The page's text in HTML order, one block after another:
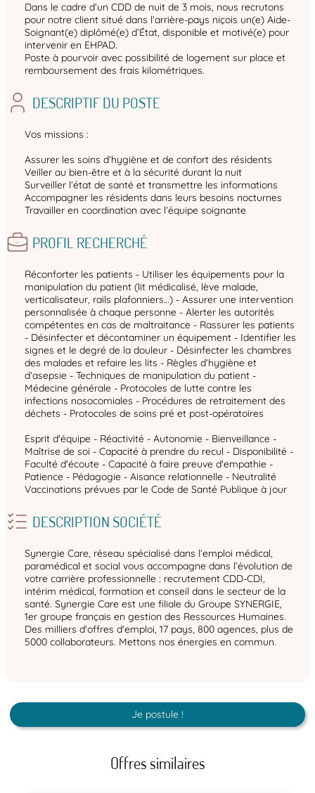
Dans le cadre d’un CDD de nuit de 3 mois, nous recrutons
pour notre client situé dans l’arrière-pays niçois un(e) Aide-
Soignant(e) diplômé(e) d’État, disponible et motivé(e) pour
intervenir en EHPAD.
Poste à pourvoir avec possibilité de logement sur place et
remboursement des frais kilométriques.
DESCRIPTIF DU POSTE
Vos missions :
Assurer les soins d’hygiène et de confort des résidents
Veiller au bien-être et à la sécurité durant la nuit
Surveiller l’état de santé et transmettre les informations
Accompagner les résidents dans leurs besoins nocturnes
Travailler en coordination avec l’équipe soignante
PROFIL RECHERCHÉ
Réconforter les patients - Utiliser les équipements pour la
manipulation du patient (lit médicalisé, lève malade,
verticalisateur, rails plafonniers…) - Assurer une intervention
personnalisée à chaque personne - Alerter les autorités
compétentes en cas de maltraitance - Rassurer les patients
- Désinfecter et décontaminer un équipement - Identifier les
signes et le degré de la douleur - Désinfecter les chambres
des malades et refaire les lits - Règles d’hygiène et
d’asepsie - Techniques de manipulation du patient -
Médecine générale - Protocoles de lutte contre les
infections nosocomiales - Procédures de retraitement des
déchets - Protocoles de soins pré et post-opératoires
Esprit d'équipe - Réactivité - Autonomie - Bienveillance -
Maîtrise de soi - Capacité à prendre du recul - Disponibilité -
Faculté d'écoute - Capacité à faire preuve d'empathie -
Patience - Pédagogie - Aisance relationnelle - Neutralité
Vaccinations prévues par le Code de Santé Publique à jour
DESCRIPTION SOCIÉTÉ
Synergie Care, réseau spécialisé dans l’emploi médical,
paramédical et social vous accompagne dans l’évolution de
votre carrière professionnelle : recrutement CDD-CDI,
intérim médical, formation et conseil dans le secteur de la
santé. Synergie Care est une filiale du Groupe SYNERGIE,
1er groupe français en gestion des Ressources Humaines.
Des milliers d'offres d'emploi, 17 pays, 800 agences, plus de
5000 collaborateurs. Mettons nos énergies en commun.
Je postule !
Offres similaires